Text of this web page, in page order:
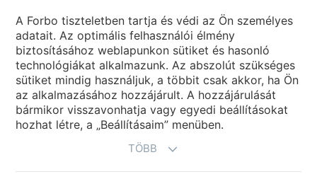
Ország weboldala
Válasszon országot
A Forbo tiszteletben tartja és védi az Ön személyes
adatait. Az optimális felhasználói élmény
biztosításához weblapunkon sütiket és hasonló
technológiákat alkalmazunk. Az abszolút szükséges
sütiket mindig használjuk, a többit csak akkor, ha Ön
az alkalmazásához hozzájárult. A hozzájárulását
bármikor visszavonhatja vagy egyedi beállításokat
hozhat létre, a „Beállításaim” menüben.
TÖBB